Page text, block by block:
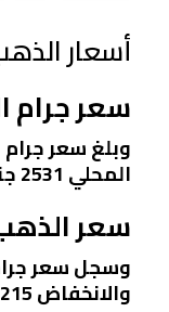
أسعار
سعر جرام
وبلغ سعر جرام
المحلي 2531 جنيهًا.
سعر الذهب
وسجل سعر
والانخفاض 2215 جنيها.